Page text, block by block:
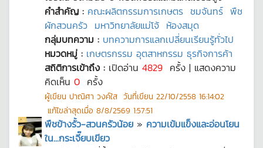
คำสำคัญ : คณะผลิตกรรมการเกษตร ชมจันทร์ พืช
ผักสวนครัว มหาวิทยาลัยแม่โจ้ ห้องสมุด
กลุ่มบทความ : บทความการแลกเปลี่ยนเรียนรู้ทั่วไป
หมวดหมู่ : เกษตรกรรม อุตสาหกรรม ธุรกิจการค้า
สถิติการเข้าถึง : เปิดอ่าน 4829 ครั้ง | แสดงความ
คิดเห็น 0 ครั้ง
ผู้เขียน ปาณิศา วงค์ใส วันที่เขียน 22/10/2558 16:14:02
แก้ไขล่าสุดเมื่อ 8/8/2569 1:57:51
พืชข้างรั้ว-สวนครัวน้อย » ความเข้มแข็งและอ่อนโยน
ใน...กระเจี๊ยบเขียว